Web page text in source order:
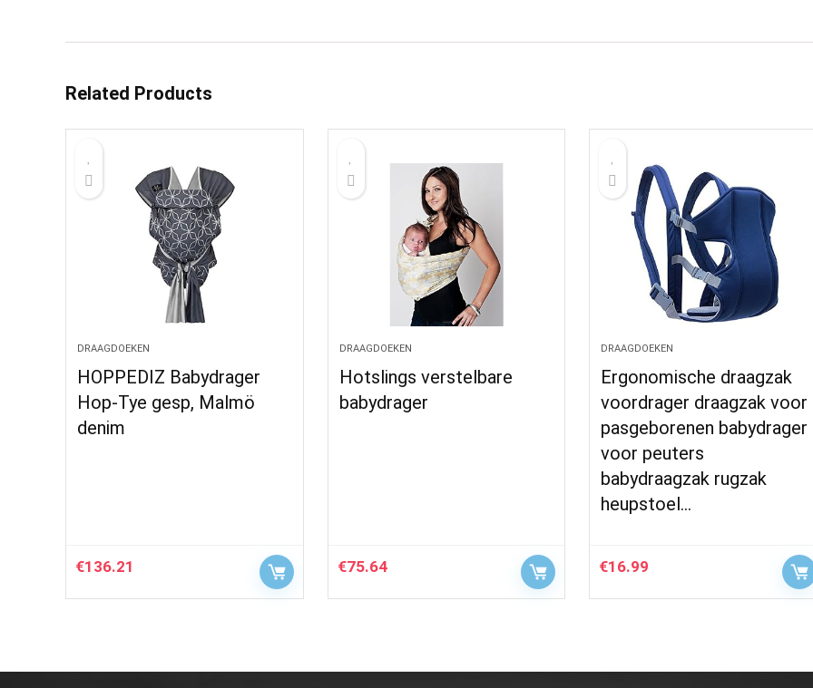
Related Products
DRAAGDOEKEN
HOPPEDIZ Babydrager
Hop-Tye gesp, Malmö
denim
€136.21
DRAAGDOEKEN
Hotslings verstelbare
babydrager
€75.64
DRAAGDOEKEN
Ergonomische draagzak
voordrager draagzak voor
pasgeborenen babydrager
voor peuters
babydraagzak rugzak
heupstoel…
€16.99